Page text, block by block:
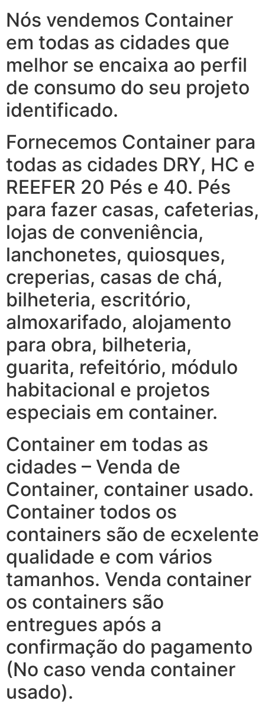
Nós vendemos Container
em todas as cidades que
melhor se encaixa ao perfil
de consumo do seu projeto
identificado.
Fornecemos Container para
todas as cidades DRY, HC e
REEFER 20 Pés e 40. Pés
para fazer casas, cafeterias,
lojas de conveniência,
lanchonetes, quiosques,
creperias, casas de chá,
bilheteria, escritório,
almoxarifado, alojamento
para obra, bilheteria,
guarita, refeitório, módulo
habitacional e projetos
especiais em container.
Container em todas as
cidades – Venda de
Container, container usado.
Container todos os
containers são de ecxelente
qualidade e com vários
tamanhos. Venda container
os containers são
entregues após a
confirmação do pagamento
(No caso venda container
usado).